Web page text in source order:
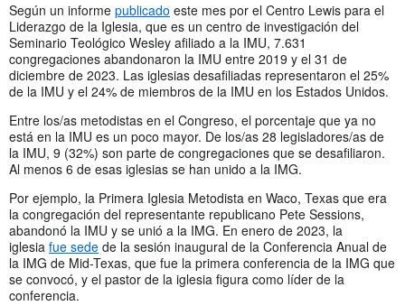
Según un informe publicado este mes por el Centro Lewis para el
Liderazgo de la Iglesia, que es un centro de investigación del
Seminario Teológico Wesley afiliado a la IMU, 7.631
congregaciones abandonaron la IMU entre 2019 y el 31 de
diciembre de 2023. Las iglesias desafiliadas representaron el 25%
de la IMU y el 24% de miembros de la IMU en los Estados Unidos.
Entre los/as metodistas en el Congreso, el porcentaje que ya no
está en la IMU es un poco mayor. De los/as 28 legisladores/as de
la IMU, 9 (32%) son parte de congregaciones que se desafiliaron.
Al menos 6 de esas iglesias se han unido a la IMG.
Por ejemplo, la Primera Iglesia Metodista en Waco, Texas que era
la congregación del representante republicano Pete Sessions,
abandonó la IMU y se unió a la IMG. En enero de 2023, la
iglesia fue sede de la sesión inaugural de la Conferencia Anual de
la IMG de Mid-Texas, que fue la primera conferencia de la IMG que
se convocó, y el pastor de la iglesia figura como líder de la
conferencia.